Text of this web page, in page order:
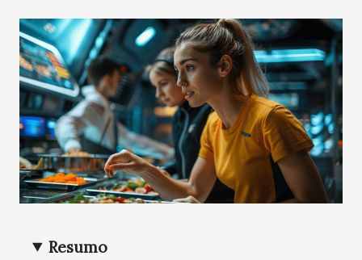
Resumo